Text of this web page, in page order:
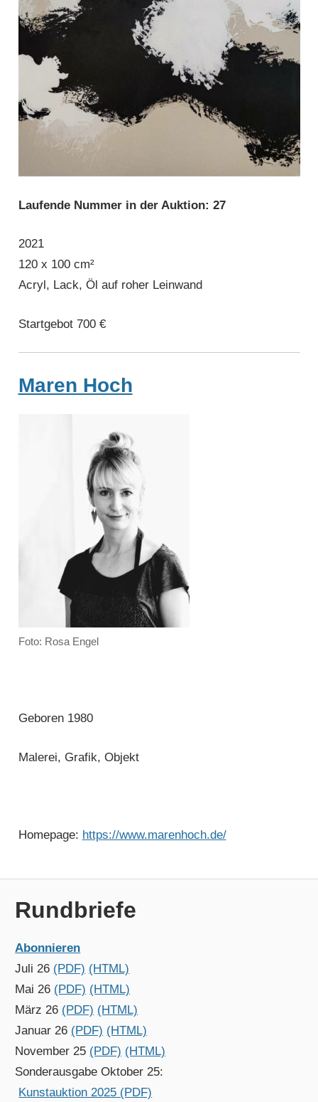
Laufende Nummer in der Auktion: 27
2021
120 x 100 cm²
Acryl, Lack, Öl auf roher Leinwand
Startgebot 700 €
Maren Hoch
Foto: Rosa Engel
Geboren 1980
Malerei, Grafik, Objekt
Homepage: https://www.marenhoch.de/
Rundbriefe
Abonnieren
Juli 26 (PDF) (HTML)
Mai 26 (PDF) (HTML)
März 26 (PDF) (HTML)
Januar 26 (PDF) (HTML)
November 25 (PDF) (HTML)
Sonderausgabe Oktober 25:
Kunstauktion 2025 (PDF)